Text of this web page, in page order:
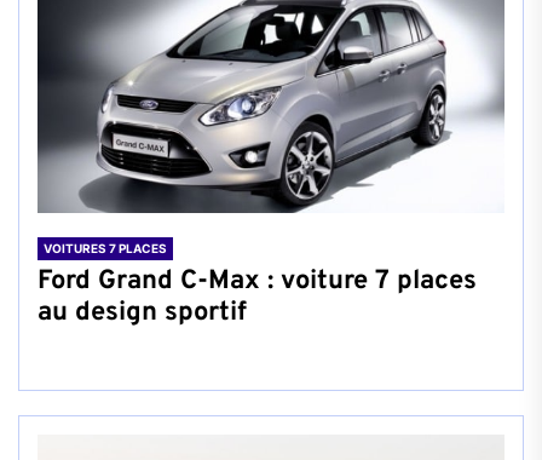
VOITURES 7 PLACES
Ford Grand C-Max : voiture 7 places
au design sportif